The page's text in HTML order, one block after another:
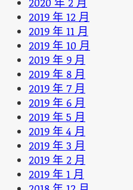
2019 年 12 月
2019 年 11 月
2019 年 10 月
2019 年 9 月
2019 年 8 月
2019 年 7 月
2019 年 6 月
2019 年 5 月
2019 年 4 月
2019 年 3 月
2019 年 2 月
2019 年 1 月